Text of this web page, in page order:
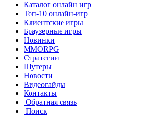
Каталог онлайн игр
Топ-10 онлайн-игр
Клиентские игры
Браузерные игры
Новинки
MMORPG
Стратегии
Шутеры
Новости
Видеогайды
Контакты
Обратная связь
Поиск